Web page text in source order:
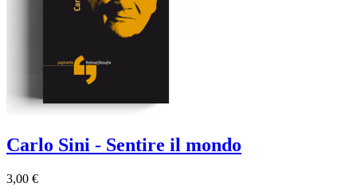
Carlo Sini - Sentire il mondo
3,00 €